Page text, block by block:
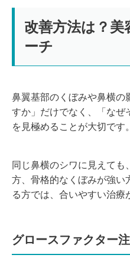
改善方法は？美
ーチ
鼻翼基部のくぼみや鼻横の
すか」だけでなく、「なぜ
を見極めることが大切です。
同じ鼻横のシワに見えて
方、骨格的なくぼみが強い
る方では、合いやすい治療
グロースファクター